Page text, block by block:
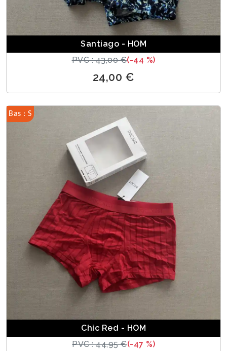
Santiago - HOM
PVC : 43,00 €(-44 %)
24,00 €
Bas : S
Chic Red - HOM
PVC : 44,95 €(-47 %)